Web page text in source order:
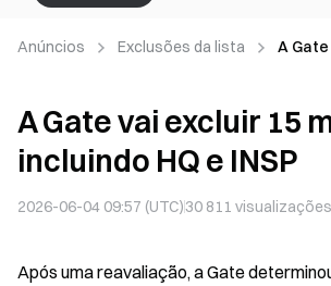
Anúncios Exclusões da lista
A Gate
A Gate vai excluir 15
incluindo HQ e INSP
2026-06-04 09:57 (UTC)30 811 visualizações
Após uma reavaliação, a Gate